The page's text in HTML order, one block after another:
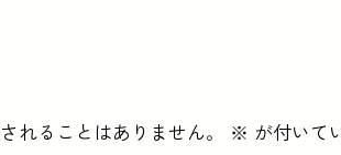
れることはありません。 ※ が付いて